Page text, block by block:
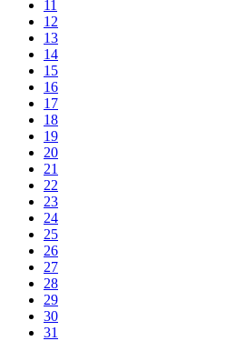
11
12
13
14
15
16
17
18
19
20
21
22
23
24
25
26
27
28
29
30
31